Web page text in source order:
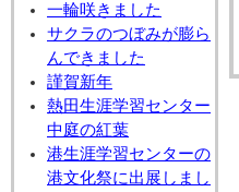
一輪咲きました
サクラのつぼみが膨ら
んできました
謹賀新年
熱田生涯学習センター
中庭の紅葉
港生涯学習センターの
港文化祭に出展しまし